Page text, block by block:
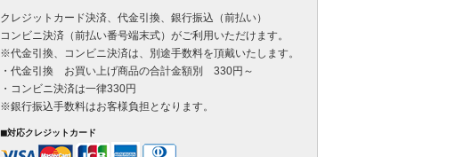
クレジットカード決済、代金引換、銀行振込（前払い）
コンビニ決済（前払い番号端末式）がご利用いただけます。
※代金引換、コンビニ決済は、別途手数料を頂戴いたします。
・代金引換 お買い上げ商品の合計金額別 330円～
・コンビニ決済は一律330円
※銀行振込手数料はお客様負担となります。
◼対応クレジットカード